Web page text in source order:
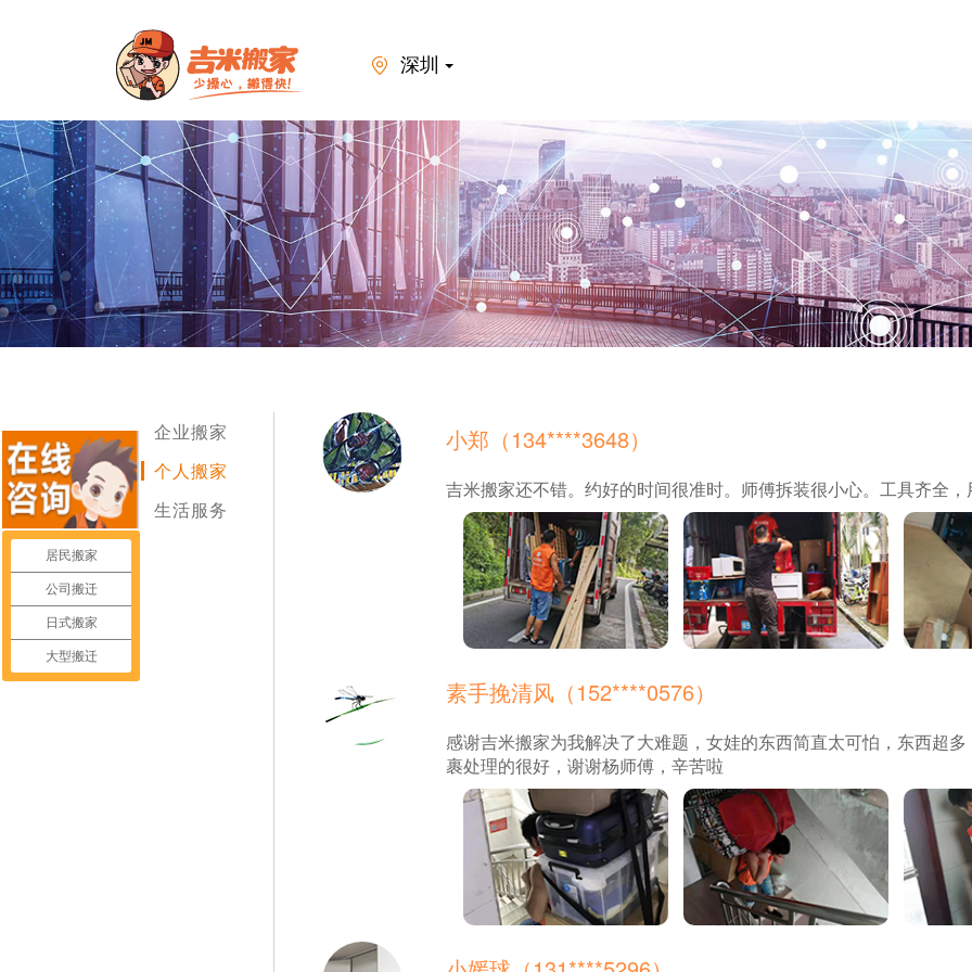
深圳
企业搬家
个人搬家
生活服务
小郑（134****3648）
吉米搬家还不错。约好的时间很准时。师傅拆装很小心。工具齐全
素手挽清风（152****0576）
感谢吉米搬家为我解决了大难题，女娃的东西简直太可怕，东西超
裹处理的很好，谢谢杨师傅，辛苦啦
居民搬家
公司搬迁
日式搬家
大型搬迁